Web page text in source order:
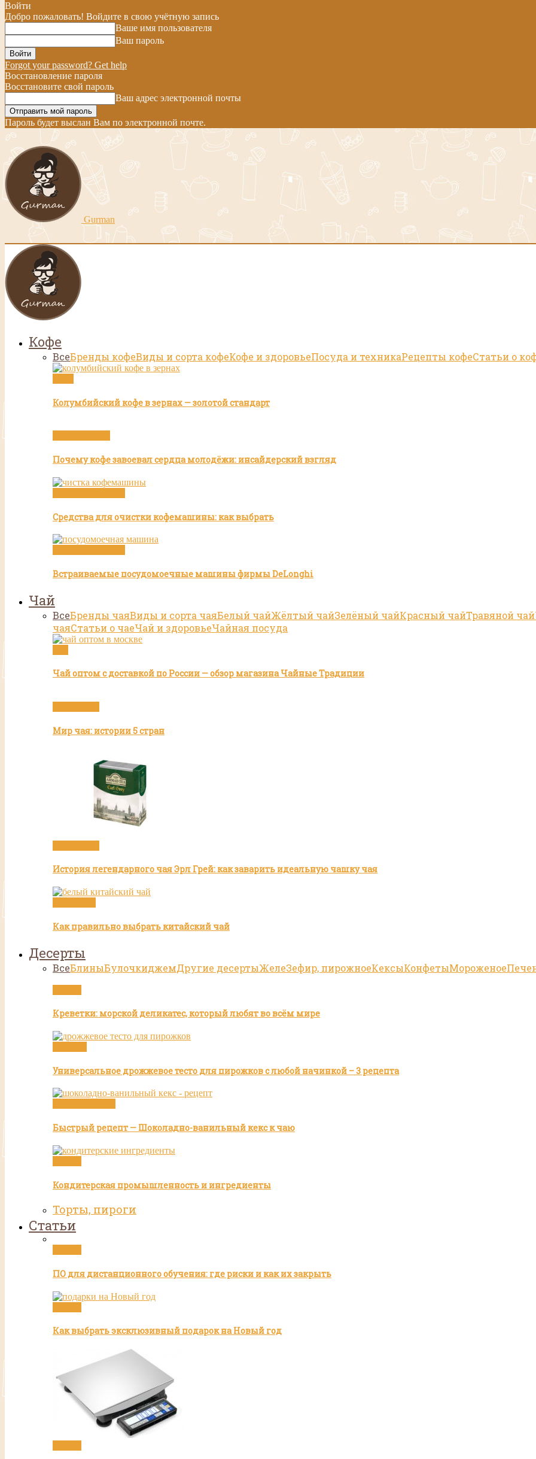
Войти
Добро пожаловать! Войдите в свою учётную запись
Ваше имя пользователя
Ваш пароль
Forgot your password? Get help
Восстановление пароля
Восстановите свой пароль
Ваш адрес электронной почты
Пароль будет выслан Вам по электронной почте.
Gurman
Кофе
ВсеБренды кофеВиды и сорта кофеКофе и здоровьеПосуда и техникаРецепты кофеСтатьи о
Колумбийский кофе в зернах — золотой стандарт
Почему кофе завоевал сердца молодёжи: инсайдерский взгляд
Средства для очистки кофемашины: как выбрать
Встраиваемые посудомоечные машины фирмы DeLonghi
Чай
ВсеБренды чаяВиды и сорта чаяБелый чайЖёлтый чайЗелёный чайКрасный чайТравяной чай
чаяСтатьи о чаеЧай и здоровьеЧайная посуда
Чай оптом с доставкой по России — обзор магазина Чайные Традиции
Мир чая: истории 5 стран
История легендарного чая Эрл Грей: как заварить идеальную чашку чая
Как правильно выбрать китайский чай
Десерты
ВсеБлиныБулочкиджемДругие десертыЖелеЗефир, пирожноеКексыКонфетыМороженое
Креветки: морской деликатес, который любят во всём мире
Универсальное дрожжевое тесто для пирожков с любой начинкой – 3 рецепта
Быстрый рецепт — Шоколадно-ванильный кекс к чаю
Кондитерская промышленность и ингредиенты
Торты, пироги
Статьи
ПО для дистанционного обучения: где риски и как их закрыть
Как выбрать эксклюзивный подарок на Новый год